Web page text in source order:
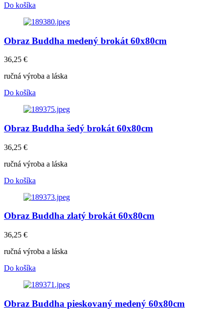
Do košíka
Obraz Buddha medený brokát 60x80cm
36,25 €
ručná výroba a láska
Do košíka
Obraz Buddha šedý brokát 60x80cm
36,25 €
ručná výroba a láska
Do košíka
Obraz Buddha zlatý brokát 60x80cm
36,25 €
ručná výroba a láska
Do košíka
Obraz Buddha pieskovaný medený 60x80cm